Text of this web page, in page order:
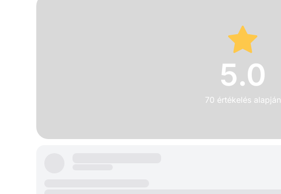
5.0
70 értékelés alapján